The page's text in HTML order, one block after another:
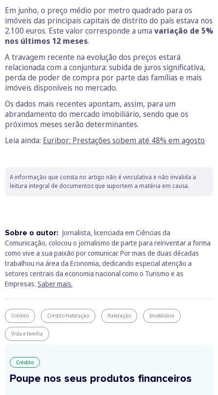
Em junho, o preço médio por metro quadrado para os
imóveis das principais capitais de distrito do país estava nos
2.100 euros. Este valor corresponde a uma variação de 5%
nos últimos 12 meses.
A travagem recente na evolução dos preços estará
relacionada com a conjuntura: subida de juros significativa,
perda de poder de compra por parte das famílias e mais
imóveis disponíveis no mercado.
Os dados mais recentes apontam, assim, para um
abrandamento do mercado imobiliário, sendo que os
próximos meses serão determinantes.
Leia ainda: Euribor: Prestações sobem até 48% em agosto
A informação que consta no artigo não é vinculativa e não invalida a
leitura integral de documentos que suportem a matéria em causa.
Sobre o autor: Jornalista, licenciada em Ciências da
Comunicação, colocou o jornalismo de parte para reinventar a forma
como vive a sua paixão por comunicar. Por mais de duas décadas
trabalhou na área da Economia, dedicando especial atenção a
setores centrais da economia nacional como o Turismo e as
Empresas. Saber mais.
Crédito Crédito Habitação Habitação Imobiliário
Vida e família
Crédito
Poupe nos seus produtos financeiros